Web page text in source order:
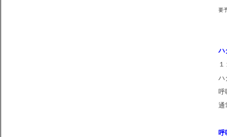
要
ハ
ハ
呼
通
呼